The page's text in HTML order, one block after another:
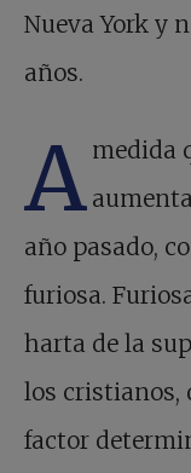
Nueva York y
años.
A medida
año pasado,
furiosa.
harta de la
los cristianos,
factor